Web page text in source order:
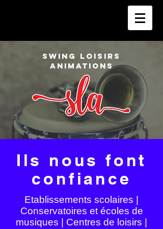
SWING LOISIRS
ANIMATIONS
L'ASSOCIATION
Association loi 1901 à but non
Siège social : Nice
Ils nous font
confiance
Etablissements scolaires |
Conservatoires et écoles de
musiques | Centres de loisirs |